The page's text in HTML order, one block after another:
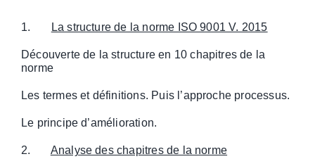
1. La structure de la norme ISO 9001 V. 2015
Découverte de la structure en 10 chapitres de la
norme
Les termes et définitions. Puis l’approche processus.
Le principe d’amélioration.
2. Analyse des chapitres de la norme